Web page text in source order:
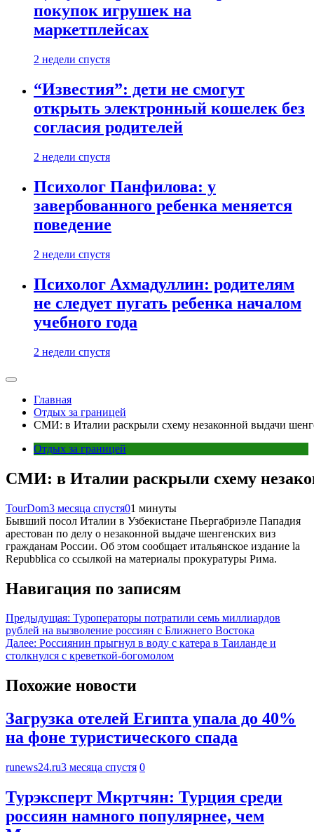
покупок игрушек на
маркетплейсах
2 недели спустя
“Известия”: дети не смогут
открыть электронный кошелек без
согласия родителей
2 недели спустя
Психолог Панфилова: у
завербованного ребенка меняется
поведение
2 недели спустя
Психолог Ахмадуллин: родителям
не следует пугать ребенка началом
учебного года
2 недели спустя
Главная
Отдых за границей
СМИ: в Италии раскрыли схему незаконной выдачи
Отдых за границей
СМИ: в Италии раскрыли схему
TourDom3 месяца спустя01 минуты
Бывший посол Италии в Узбекистане Пьергабриэле Пападия
арестован по делу о незаконной выдаче шенгенских виз
гражданам России. Об этом сообщает итальянское издание la
Repubblica со ссылкой на материалы прокуратуры Рима.
Навигация по записям
Предыдущая: Туроператоры потратили семь миллиардов
рублей на вызволение россиян с Ближнего Востока
Далее: Россиянин прыгнул в воду с катера в Таиланде и
столкнулся с креветкой‑богомолом
Похожие новости
Загрузка отелей Египта упала до 40%
на фоне туристического спада
runews24.ru3 месяца спустя 0
Турэксперт Мкртчян: Турция среди
россиян намного популярнее, чем